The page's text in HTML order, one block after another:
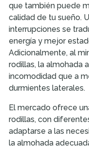
que también puede
calidad de tu sueño.
interrupciones se
energía y mejor
Adicionalmente, al
rodillas, la almohada
incomodidad que a
durmientes laterales.
El mercado ofrece
rodillas, con
adaptarse a las
la almohada